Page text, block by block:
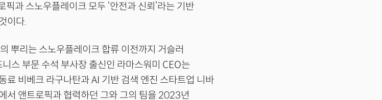
과 스노우플레이크 모두 ‘안전과 신뢰’라는 기반
이다.
뿌리는 스노우플레이크 합류 이전까지 거슬러
스 부문 수석 부사장 출신인 라마스워미 CEO는
료 비베크 라구나탄과 AI 기반 검색 엔진 스타트업 니바
서 앤트로픽과 협력하던 그와 그의 팀을 2023년